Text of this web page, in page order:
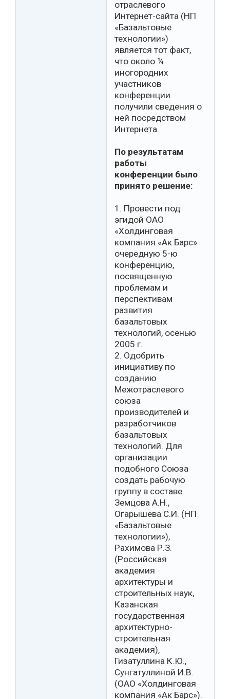
отраслевого
Интернет-сайта (НП
«Базальтовые
технологии»)
является тот факт,
что около ¼
иногородних
участников
конференции
получили сведения о
ней посредством
Интернета.
По результатам
работы
конференции было
принято решение:
1. Провести под
эгидой ОАО
«Холдинговая
компания «Ак Барс»
очередную 5-ю
конференцию,
посвященную
проблемам и
перспективам
развития
базальтовых
технологий, осенью
2005 г.
2. Одобрить
инициативу по
созданию
Межотраслевого
союза
производителей и
разработчиков
базальтовых
технологий. Для
организации
подобного Союза
создать рабочую
группу в составе
Земцова А.Н.,
Огарышева С.И. (НП
«Базальтовые
технологии»),
Рахимова Р.З.
(Российская
академия
архитектуры и
строительных наук,
Казанская
государственная
архитектурно-
строительная
академия),
Гизатуллина К.Ю.,
Сунгатуллиной И.В.
(ОАО «Холдинговая
компания «Ак Барс»).